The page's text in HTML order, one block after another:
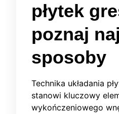
płytek
poznaj
sposoby
Technika układania
stanowi kluczowy
wykończeniowego